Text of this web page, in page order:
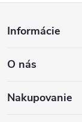
p
ä
Informácie
O nás
Nakupovanie